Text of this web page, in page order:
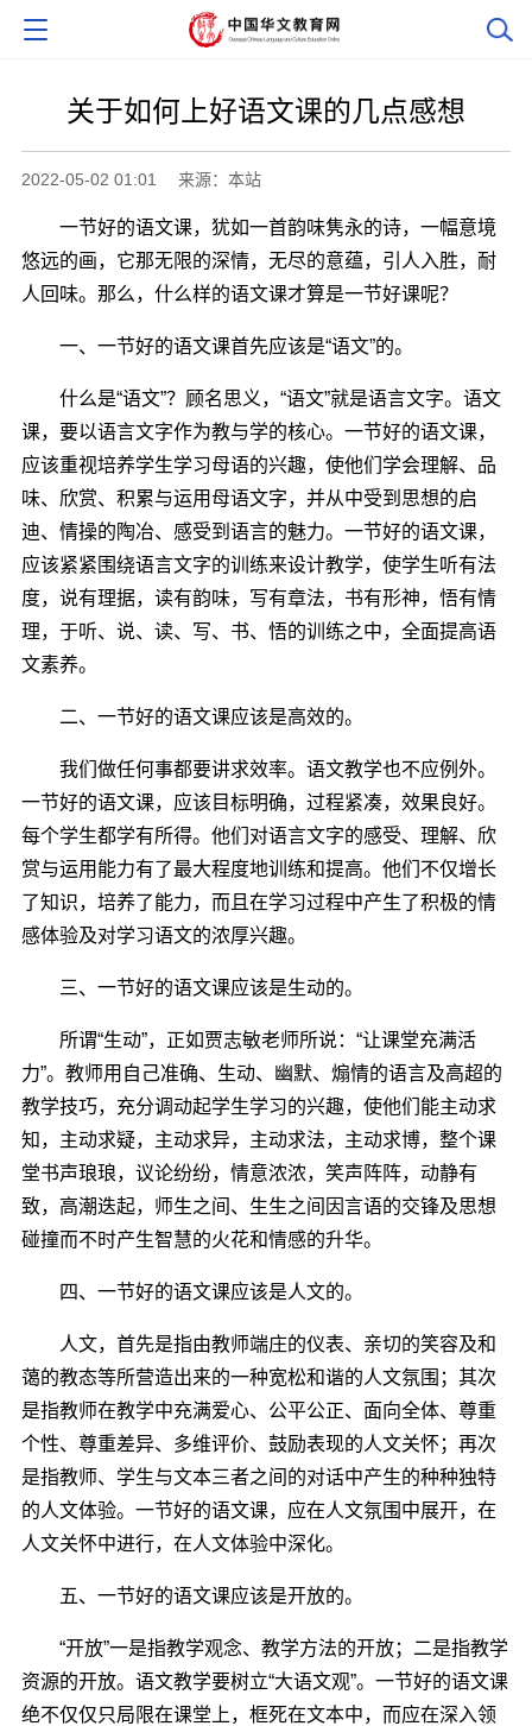
关于如何上好语文课的几点感想
2022-05-02 01:01 来源：本站
一节好的语文课，犹如一首韵味隽永的诗，一幅意境
悠远的画，它那无限的深情，无尽的意蕴，引人入胜，耐
人回味。那么，什么样的语文课才算是一节好课呢？
一、一节好的语文课首先应该是“语文”的。
什么是“语文”？顾名思义，“语文”就是语言文字。语文
课，要以语言文字作为教与学的核心。一节好的语文课，
应该重视培养学生学习母语的兴趣，使他们学会理解、品
味、欣赏、积累与运用母语文字，并从中受到思想的启
迪、情操的陶冶、感受到语言的魅力。一节好的语文课，
应该紧紧围绕语言文字的训练来设计教学，使学生听有法
度，说有理据，读有韵味，写有章法，书有形神，悟有情
理，于听、说、读、写、书、悟的训练之中，全面提高语
文素养。
二、一节好的语文课应该是高效的。
我们做任何事都要讲求效率。语文教学也不应例外。
一节好的语文课，应该目标明确，过程紧凑，效果良好。
每个学生都学有所得。他们对语言文字的感受、理解、欣
赏与运用能力有了最大程度地训练和提高。他们不仅增长
了知识，培养了能力，而且在学习过程中产生了积极的情
感体验及对学习语文的浓厚兴趣。
三、一节好的语文课应该是生动的。
所谓“生动”，正如贾志敏老师所说：“让课堂充满活
力”。教师用自己准确、生动、幽默、煽情的语言及高超的
教学技巧，充分调动起学生学习的兴趣，使他们能主动求
知，主动求疑，主动求异，主动求法，主动求博，整个课
堂书声琅琅，议论纷纷，情意浓浓，笑声阵阵，动静有
致，高潮迭起，师生之间、生生之间因言语的交锋及思想
碰撞而不时产生智慧的火花和情感的升华。
四、一节好的语文课应该是人文的。
人文，首先是指由教师端庄的仪表、亲切的笑容及和
蔼的教态等所营造出来的一种宽松和谐的人文氛围；其次
是指教师在教学中充满爱心、公平公正、面向全体、尊重
个性、尊重差异、多维评价、鼓励表现的人文关怀；再次
是指教师、学生与文本三者之间的对话中产生的种种独特
的人文体验。一节好的语文课，应在人文氛围中展开，在
人文关怀中进行，在人文体验中深化。
五、一节好的语文课应该是开放的。
“开放”一是指教学观念、教学方法的开放；二是指教学
资源的开放。语文教学要树立“大语文观”。一节好的语文课
绝不仅仅只局限在课堂上，框死在文本中，而应在深入领